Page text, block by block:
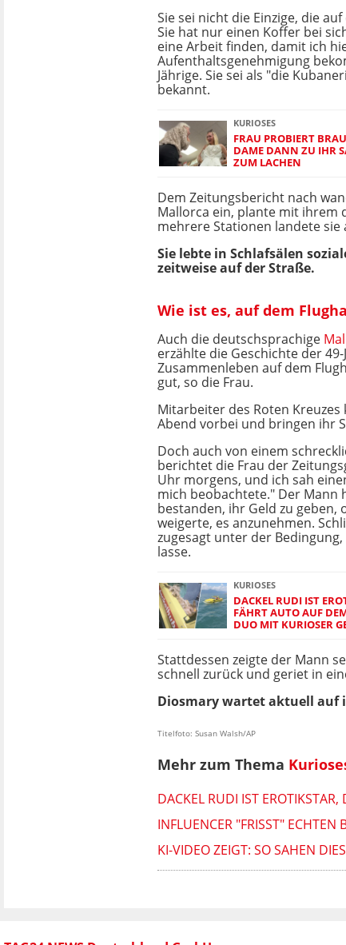
Sie sei nicht die Einzige, die
Sie hat nur einen Koffer bei
eine Arbeit finden, damit ich
Aufenthaltsgenehmigung
Jährige. Sie sei als "die
bekannt.
KURIOSES
FRAU PROBIERT
DAME DANN ZU IHR
ZUM LACHEN
Dem Zeitungsbericht nach
Mallorca ein, plante mit ihrem
mehrere Stationen landete sie
Sie lebte in Schlafsälen
zeitweise auf der Straße.
Wie ist es, auf dem
Auch die deutschsprachige
erzählte die Geschichte der 49-
Zusammenleben auf dem
gut, so die Frau.
Mitarbeiter des Roten Kreuzes
Abend vorbei und bringen ihr
Doch auch von einem
berichtet die Frau der
Uhr morgens, und ich sah
mich beobachtete." Der Mann
bestanden, ihr Geld zu geben,
weigerte, es anzunehmen.
zugesagt unter der
lasse.
KURIOSES
DACKEL RUDI IST
FÄHRT AUTO AUF
DUO MIT KURIOSER
Stattdessen zeigte der Mann
schnell zurück und geriet in
Diosmary wartet aktuell auf
Titelfoto: Susan Walsh/AP
Mehr zum Thema
DACKEL RUDI IST
INFLUENCER "FRISST"
KI-VIDEO ZEIGT: SO SAHEN